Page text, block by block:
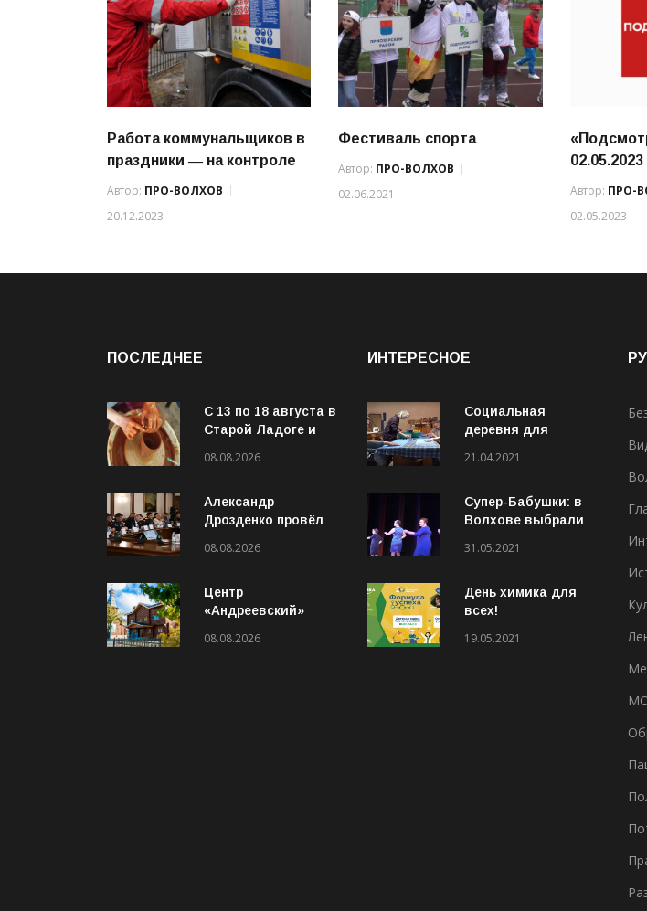
Работа коммунальщиков в
праздники ― на контроле
Автор: ПРО-ВОЛХОВ
20.12.2023
Фестиваль спорта
Автор: ПРО-ВОЛХОВ
02.06.2021
Автор: ПРО-
02.05.2023
ПОСЛЕДНЕЕ
С 13 по 18 августа в
Старой Ладоге и
IV Международный
И ВОДА»
08.08.2026
Александр
Дрозденко провёл
с руководителями
ветеранов СВО
08.08.2026
Центр
«Андреевский»
5-летний юбилей
08.08.2026
ИНТЕРЕСНОЕ
Социальная
деревня для
21.04.2021
Супер-Бабушки: в
Волхове выбрали
(ВИДЕО)
31.05.2021
День химика для
всех!
19.05.2021